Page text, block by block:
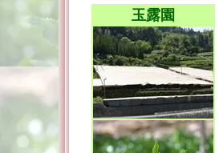
玉露園